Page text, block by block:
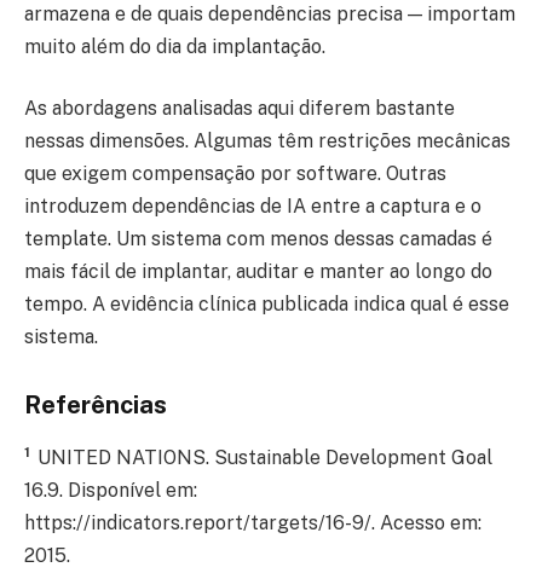
armazena e de quais dependências precisa — importam
muito além do dia da implantação.
As abordagens analisadas aqui diferem bastante
nessas dimensões. Algumas têm restrições mecânicas
que exigem compensação por software. Outras
introduzem dependências de IA entre a captura e o
template. Um sistema com menos dessas camadas é
mais fácil de implantar, auditar e manter ao longo do
tempo. A evidência clínica publicada indica qual é esse
sistema.
Referências
1 UNITED NATIONS. Sustainable Development Goal
16.9. Disponível em:
https://indicators.report/targets/16-9/. Acesso em:
2015.